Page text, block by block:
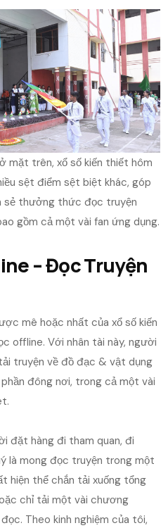
mặt trên, xổ số kiến thiết hôm
sệt điểm sệt biệt khác, góp
sẻ thưởng thức đọc truyện
gồm cả một vài fan ứng dụng.
– Đọc Truyện
mê hoặc nhất của xổ số kiến
offline. Với nhân tài này, người
truyện về đồ đạc & vật dụng
đông nơi, trong cả một vài
đặt hàng đi tham quan, đi
là mong đọc truyện trong một
hiện thể chắn tải xuống tổng
chỉ tải một vài chương
Theo kinh nghiệm của tôi,